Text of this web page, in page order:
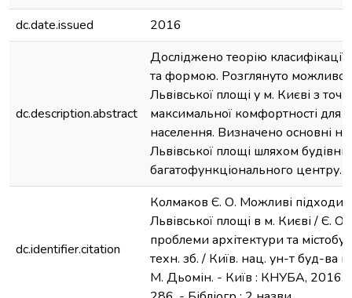
dc.date.issued
2016
dc.description.abstract
Досліджено теорію
та формою. Розглянуто
Львівської площі у м. Києві з
максимальної комфортності для
населення. Визначено основні
Львівської площі шляхом
багатофункціонального центру.
dc.identifier.citation
Колмаков Є. О. Можливі підходи
Львівської площі в м. Києві / Є.
проблеми архітектури та
техн. зб. / Київ. нац. ун-т буд-ва і
М. Дьомін. - Київ : КНУБА, 2016.